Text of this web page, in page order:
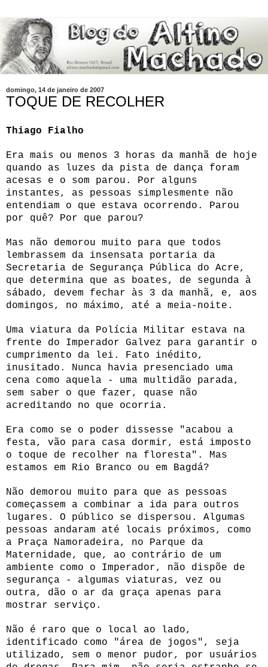
domingo, 14 de janeiro de 2007
TOQUE DE RECOLHER
Thiago Fialho
Era mais ou menos 3 horas da manhã de hoje
quando as luzes da pista de dança foram
acesas e o som parou. Por alguns
instantes, as pessoas simplesmente não
entendiam o que estava ocorrendo. Parou
por quê? Por que parou?
Mas não demorou muito para que todos
lembrassem da insensata portaria da
Secretaria de Segurança Pública do Acre,
que determina que as boates, de segunda à
sábado, devem fechar às 3 da manhã, e, aos
domingos, no máximo, até a meia-noite.
Uma viatura da Polícia Militar estava na
frente do Imperador Galvez para garantir o
cumprimento da lei. Fato inédito,
inusitado. Nunca havia presenciado uma
cena como aquela - uma multidão parada,
sem saber o que fazer, quase não
acreditando no que ocorria.
Era como se o poder dissesse "acabou a
festa, vão para casa dormir, está imposto
o toque de recolher na floresta". Mas
estamos em Rio Branco ou em Bagdá?
Não demorou muito para que as pessoas
começassem a combinar a ida para outros
lugares. O público se dispersou. Algumas
pessoas andaram até locais próximos, como
a Praça Namoradeira, no Parque da
Maternidade, que, ao contrário de um
ambiente como o Imperador, não dispõe de
segurança - algumas viaturas, vez ou
outra, dão o ar da graça apenas para
mostrar serviço.
Não é raro que o local ao lado,
identificado como "área de jogos", seja
utilizado, sem o menor pudor, por usuários